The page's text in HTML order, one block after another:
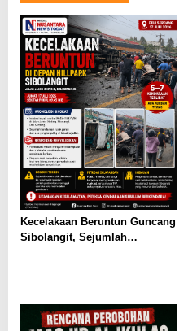
Kecelakaan Beruntun Guncang
Sibolangit, Sejumlah